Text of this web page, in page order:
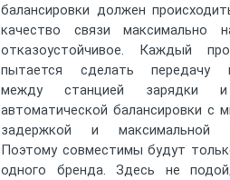
балансировки должен
качество связи максимально
отказоустойчивое. Каждый
пытается сделать передачу
между станцией зарядки
автоматической балансировки с
задержкой и максимальной
Поэтому совместимы будут
одного бренда. Здесь не